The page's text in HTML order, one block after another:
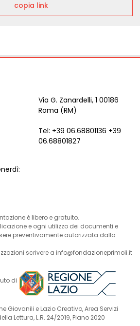
copia link
Via G. Zanardelli, 1 00186
Roma (RM)
Tel: +39 06.68801136 +39
06.68801827
è libero e gratuito.
e ogni utilizzo dei documenti e
preventivamente autorizzata dalla
scrivere a info@fondazioneprimoli.it
di
Giovanili e Lazio Creativo, Area Servizi
Lettura, L.R. 24/2019, Piano 2020